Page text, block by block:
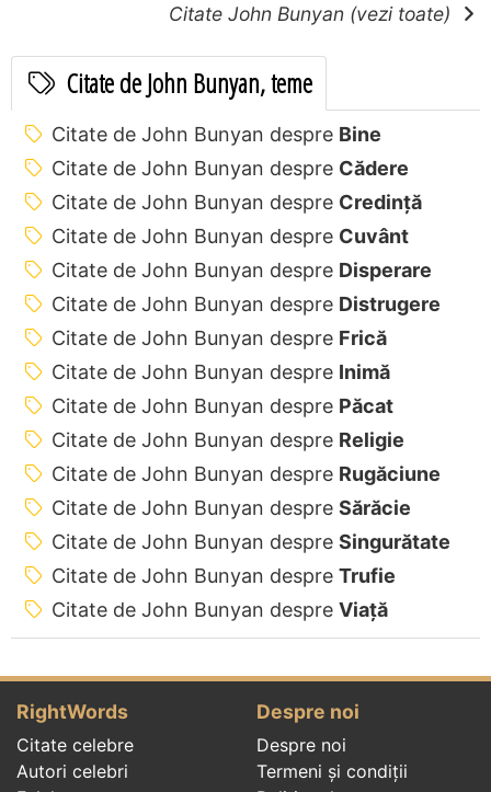
Citate John Bunyan (vezi toate)
Citate de John Bunyan, teme
Citate de John Bunyan despre Bine
Citate de John Bunyan despre Cădere
Citate de John Bunyan despre Credință
Citate de John Bunyan despre Cuvânt
Citate de John Bunyan despre Disperare
Citate de John Bunyan despre Distrugere
Citate de John Bunyan despre Frică
Citate de John Bunyan despre Inimă
Citate de John Bunyan despre Păcat
Citate de John Bunyan despre Religie
Citate de John Bunyan despre Rugăciune
Citate de John Bunyan despre Sărăcie
Citate de John Bunyan despre Singurătate
Citate de John Bunyan despre Trufie
Citate de John Bunyan despre Viață
RightWords
Citate celebre
Autori celebri
Despre noi
Despre noi
Termeni și condiții